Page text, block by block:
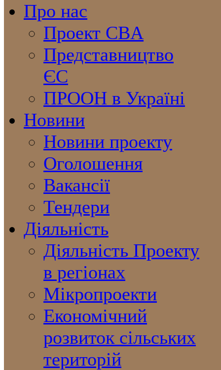
Про нас
Проект CBA
Представництво
ЄС
ПРООН в Україні
Новини
Новини проекту
Оголошення
Вакансії
Тендери
Діяльність
Діяльність Проекту
в регіонах
Мікропроекти
Економічний
розвиток сільських
територій